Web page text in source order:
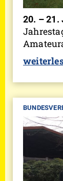
20. – 21.